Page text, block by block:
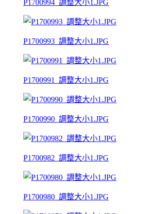
P1700994_調整大小1.JPG
P1700993_調整大小1.JPG
P1700991_調整大小1.JPG
P1700990_調整大小1.JPG
P1700982_調整大小1.JPG
P1700980_調整大小1.JPG